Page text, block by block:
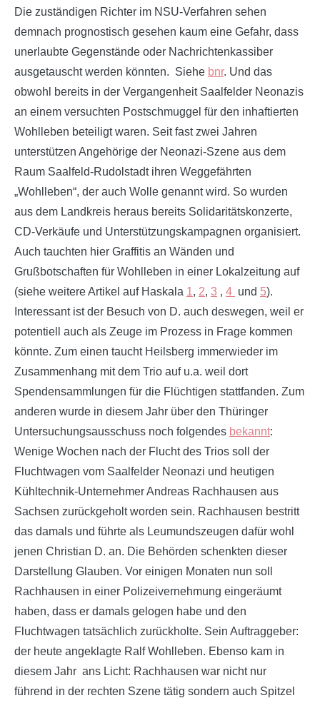
Die zuständigen Richter im NSU-Verfahren sehen
demnach prognostisch gesehen kaum eine Gefahr, dass
unerlaubte Gegenstände oder Nachrichtenkassiber
ausgetauscht werden könnten. Siehe bnr. Und das
obwohl bereits in der Vergangenheit Saalfelder Neonazis
an einem versuchten Postschmuggel für den inhaftierten
Wohlleben beteiligt waren. Seit fast zwei Jahren
unterstützen Angehörige der Neonazi-Szene aus dem
Raum Saalfeld-Rudolstadt ihren Weggefährten
„Wohlleben“, der auch Wolle genannt wird. So wurden
aus dem Landkreis heraus bereits Solidaritätskonzerte,
CD-Verkäufe und Unterstützungskampagnen organisiert.
Auch tauchten hier Graffitis an Wänden und
Grußbotschaften für Wohlleben in einer Lokalzeitung auf
(siehe weitere Artikel auf Haskala 1, 2, 3 , 4 und 5).
Interessant ist der Besuch von D. auch deswegen, weil er
potentiell auch als Zeuge im Prozess in Frage kommen
könnte. Zum einen taucht Heilsberg immerwieder im
Zusammenhang mit dem Trio auf u.a. weil dort
Spendensammlungen für die Flüchtigen stattfanden. Zum
anderen wurde in diesem Jahr über den Thüringer
Untersuchungsausschuss noch folgendes bekannt:
Wenige Wochen nach der Flucht des Trios soll der
Fluchtwagen vom Saalfelder Neonazi und heutigen
Kühltechnik-Unternehmer Andreas Rachhausen aus
Sachsen zurückgeholt worden sein. Rachhausen bestritt
das damals und führte als Leumundszeugen dafür wohl
jenen Christian D. an. Die Behörden schenkten dieser
Darstellung Glauben. Vor einigen Monaten nun soll
Rachhausen in einer Polizeivernehmung eingeräumt
haben, dass er damals gelogen habe und den
Fluchtwagen tatsächlich zurückholte. Sein Auftraggeber:
der heute angeklagte Ralf Wohlleben. Ebenso kam in
diesem Jahr ans Licht: Rachhausen war nicht nur
führend in der rechten Szene tätig sondern auch Spitzel